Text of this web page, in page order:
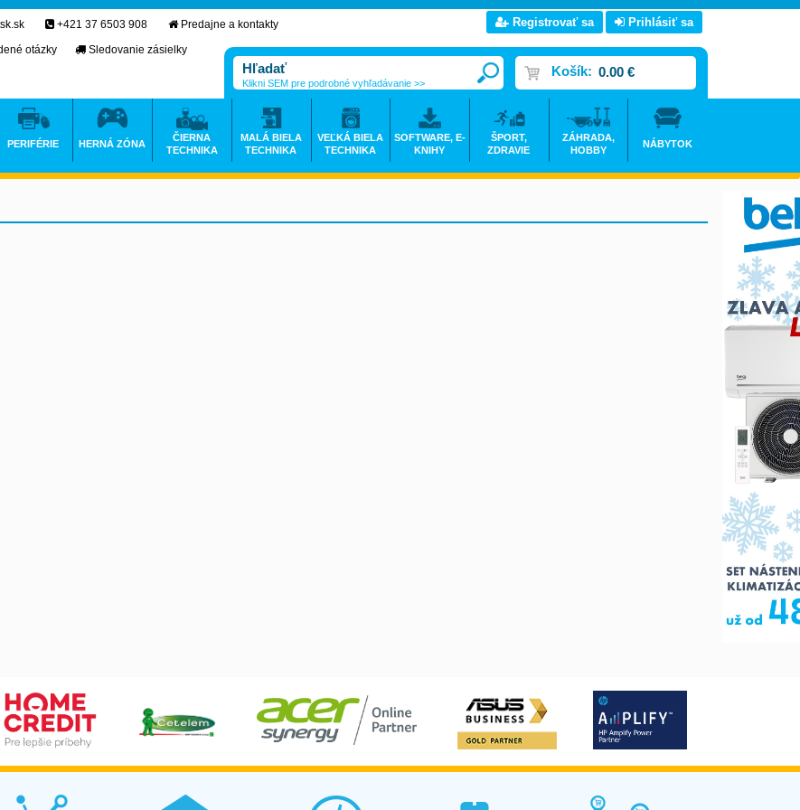
+421 37 6503 908
Predajne a kontakty
otázky
Sledovanie zásielky
Registrovať sa Prihlásiť sa
Košík: 0.00 €
Klikni SEM pre podrobné vyhľadávanie >>
PERIFÉRIE HERNÁ ZÓNA
ČIERNA
TECHNIKA
MALÁ BIELA
TECHNIKA
VEĽKÁ BIELA
TECHNIKA
SOFTWARE, E-
KNIHY
ŠPORT,
ZDRAVIE
ZÁHRADA,
HOBBY
NÁBYTOK